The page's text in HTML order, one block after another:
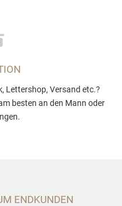
Lettershop, Versand etc.?
besten an den Mann oder
ENDKUNDEN